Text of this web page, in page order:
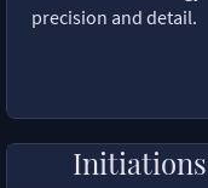
precision and detail.